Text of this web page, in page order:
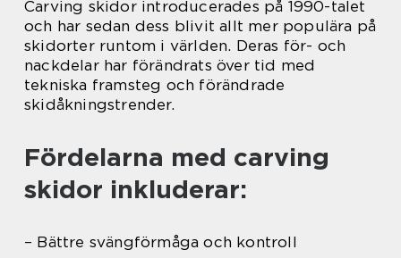
Carving skidor introducerades på 1990-talet
och har sedan dess blivit allt mer populära på
skidorter runtom i världen. Deras för- och
nackdelar har förändrats över tid med
tekniska framsteg och förändrade
skidåkningstrender.
Fördelarna med carving
skidor inkluderar:
– Bättre svängförmåga och kontroll